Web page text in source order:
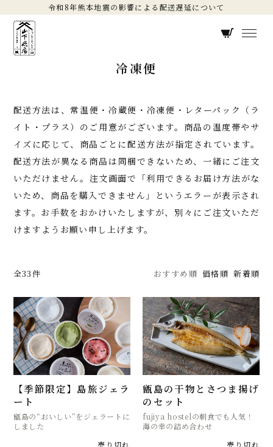
令和8年熊本地震の影響による配送遅延について
冷凍便
配送方法は、常温便・冷蔵便・冷凍便・レターパック（ラ
イト・プラス）のご用意がございます。商品の温度帯やサ
イズに応じて、商品ごとに配送方法が指定されています。
配送方法が異なる商品は同梱できないため、一緒にご注文
いただけません。注文画面で「利用できるお届け方法がな
いため、商品を購入できません」というエラーが表示され
ます。お手数をおかけいたしますが、別々にご注文いただ
けますようお願い申し上げます。
全33件 おすすめ順 価格順 新着順
【季節限定】島旅ジェラ
ート
甑島の“おいしい”をジェラートに
しました
売り切れ
甑島の干物とさつま揚げ
のセット
fujiya hostelの朝食でも人気！
海の幸の詰め合わせ
売り切れ